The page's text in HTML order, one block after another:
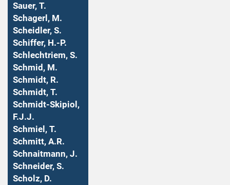
Sauer, T.
Schagerl, M.
Scheidler, S.
Schiffer, H.-P.
Schlechtriem, S.
Schmid, M.
Schmidt, R.
Schmidt, T.
Schmidt-Skipiol,
F.J.J.
Schmiel, T.
Schmitt, A.R.
Schnaitmann, J.
Schneider, S.
Scholz, D.